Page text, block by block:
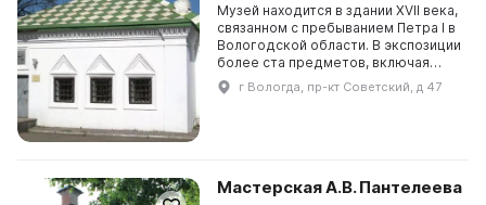
Музей находится в здании XVII века,
связанном с пребыванием Петра I в
Вологодской области. В экспозиции
более ста предметов, включая
стулья из 1704 года с двумя
резными львами, било с вензелем и
г Вологда, пр-кт Советский, д 47
Мастерская А.В. Пантелеева